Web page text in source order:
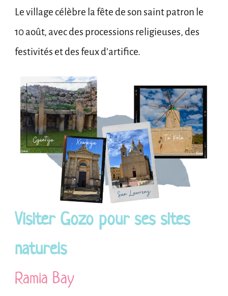
Le village célèbre la fête de son saint patron le
10 août, avec des processions religieuses, des
festivités et des feux d’artifice.
Visiter Gozo pour ses sites
naturels
Ramla Bay